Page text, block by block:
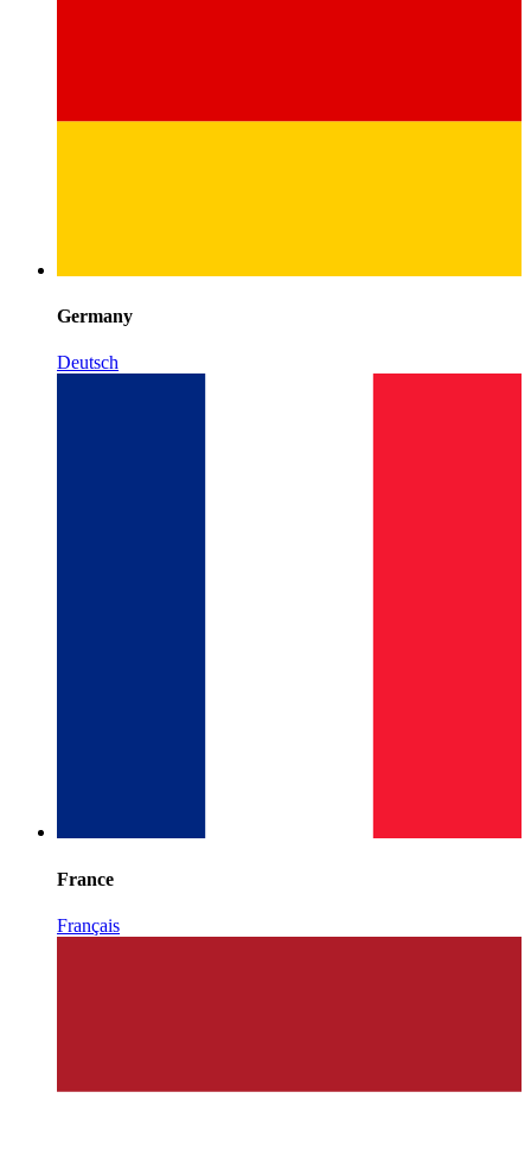
Germany
Deutsch
France
Français